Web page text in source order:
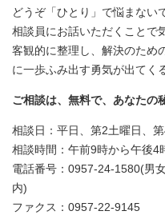
どうぞ「ひとり」で悩まない
相談員にお話いただくことで
客観的に整理し、解決のため
に一歩ふみ出す勇気が出てく
ご相談は、無料で、あなたの
相談日：平日、第2土曜日、
相談時間：午前9時から午後4
電話番号：0957-24-1580(男
内)
ファクス：0957-22-9145